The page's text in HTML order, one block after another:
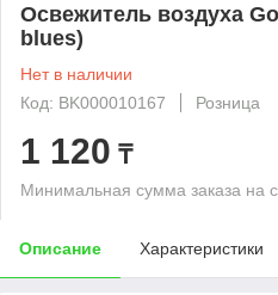
Освежитель воздуха
blues)
Нет в наличии
Код: BK000010167
Розница
1 120 ₸
Минимальная сумма заказа на
Описание Характеристики